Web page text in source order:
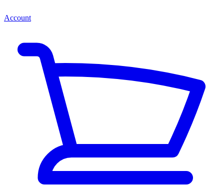
Account